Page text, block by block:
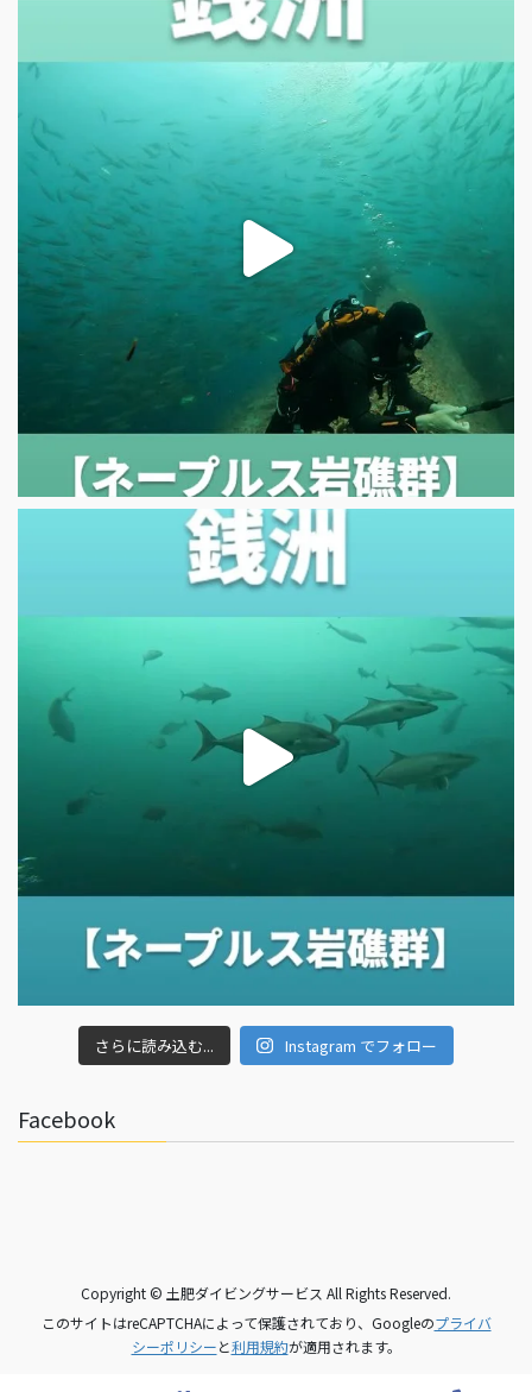
さらに読み込む... Instagram でフォロー
Facebook
Copyright © 土肥ダイビングサービス All Rights Reserved.
このサイトはreCAPTCHAによって保護されており、Googleのプライバ
シーポリシーと利用規約が適用されます。